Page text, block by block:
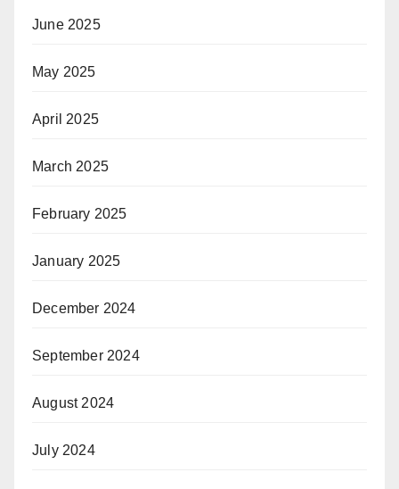
June 2025
May 2025
April 2025
March 2025
February 2025
January 2025
December 2024
September 2024
August 2024
July 2024